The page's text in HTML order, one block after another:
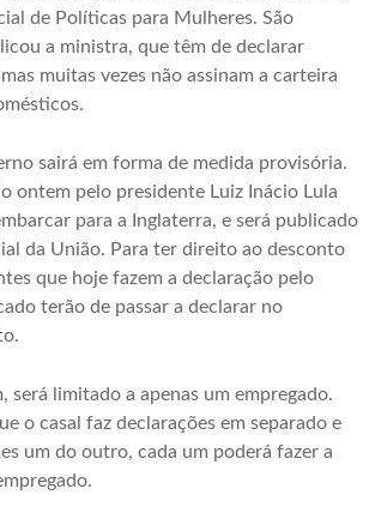
de Políticas para Mulheres. São
a ministra, que têm de declarar
muitas vezes não assinam a carteira
sairá em forma de medida provisória.
ontem pelo presidente Luiz Inácio Lula
para a Inglaterra, e será publicado
da União. Para ter direito ao desconto
que hoje fazem a declaração pelo
terão de passar a declarar no
será limitado a apenas um empregado.
o casal faz declarações em separado e
um do outro, cada um poderá fazer a